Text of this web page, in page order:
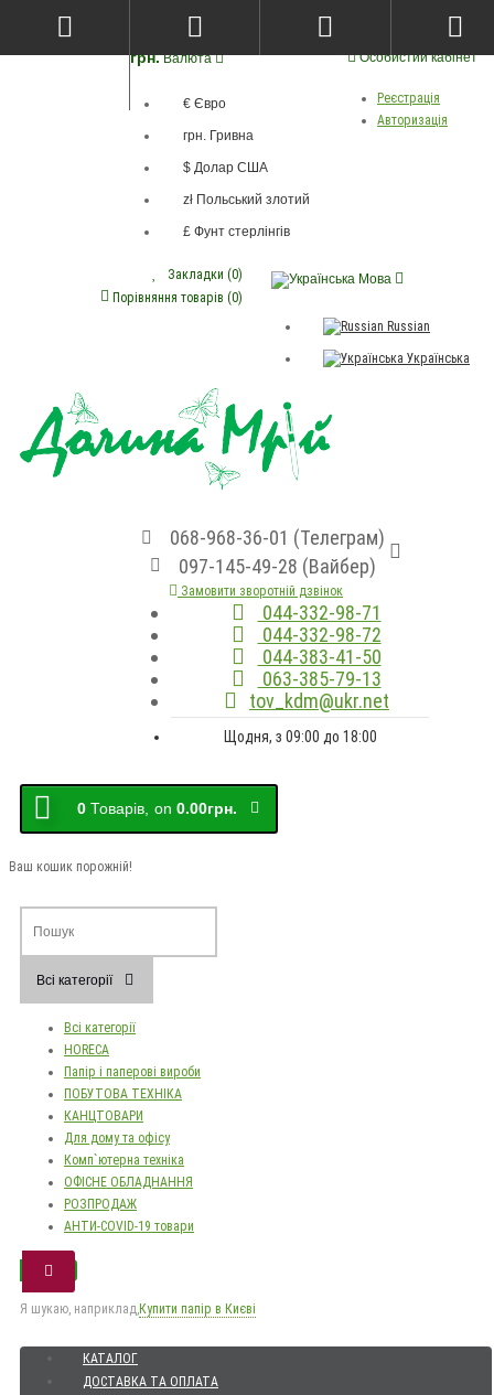
Особистий кабінет
Реєстрація
Авторизація
грн. Валюта
€ Євро
грн. Гривна
$ Долар США
zł Польський злотий
£ Фунт стерлінгів
Мова
Russian
Українська
Закладки (0)
Порівняння товарів (0)
068-968-36-01 (Телеграм)
097-145-49-28 (Вайбер)
Замовити зворотній дзвінок
044-332-98-71
044-332-98-72
044-383-41-50
063-385-79-13
tov_kdm@ukr.net
Щодня, з 09:00 до 18:00
0 Товарів, on 0.00грн.
Ваш кошик порожній!
Всі категорії
Всі категорії
HORECA
Папір і паперові вироби
ПОБУТОВА ТЕХНІКА
КАНЦТОВАРИ
Для дому та офісу
Комп`ютерна техніка
ОФІСНЕ ОБЛАДНАННЯ
РОЗПРОДАЖ
АНТИ-COVID-19 товари
Я шукаю, наприклад, Купити папір в Києві
КАТАЛОГ
ДОСТАВКА ТА ОПЛАТА